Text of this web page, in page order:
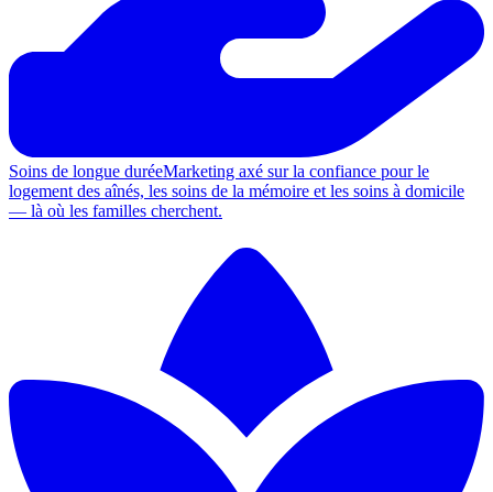
Soins de longue duréeMarketing axé sur la confiance pour le
logement des aînés, les soins de la mémoire et les soins à domicile
— là où les familles cherchent.